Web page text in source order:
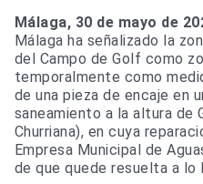
Málaga, 30 de mayo de
Málaga ha señalizado la
del Campo de Golf como
temporalmente como
de una pieza de encaje en
saneamiento a la altura de
Churriana), en cuya
Empresa Municipal de
de que quede resuelta a lo